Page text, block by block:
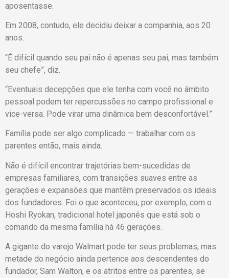
aposentasse.
Em 2008, contudo, ele decidiu deixar a companhia, aos 20
anos.
“É difícil quando seu pai não é apenas seu pai, mas também
seu chefe”, diz.
“Eventuais decepções que ele tenha com você no âmbito
pessoal podem ter repercussões no campo profissional e
vice-versa. Pode virar uma dinâmica bem desconfortável.”
Família pode ser algo complicado — trabalhar com os
parentes então, mais ainda.
Não é difícil encontrar trajetórias bem-sucedidas de
empresas familiares, com transições suaves entre as
gerações e expansões que mantêm preservados os ideais
dos fundadores. Foi o que aconteceu, por exemplo, com o
Hoshi Ryokan, tradicional hotel japonês que está sob o
comando da mesma família há 46 gerações.
A gigante do varejo Walmart pode ter seus problemas, mas
metade do negócio ainda pertence aos descendentes do
fundador, Sam Walton, e os atritos entre os parentes, se